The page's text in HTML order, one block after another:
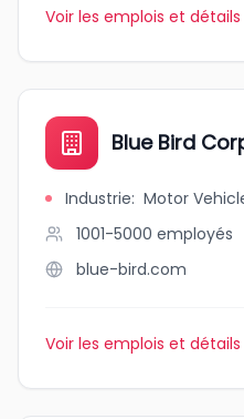
Voir les emplois et détails
Blue Bird
Industrie: Motor
1001-5000 employés
blue-bird.com
Voir les emplois et détails